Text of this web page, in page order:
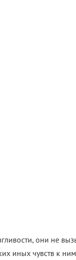
они не
иных чувств к